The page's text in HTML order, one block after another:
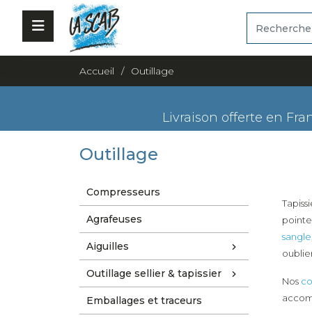
Accueil Outillage
Livraison offerte en
sangle
Nos
Outillage
Compresseurs
Agrafeuses
Aiguilles
Outillage sellier & tapissier
Emballages et traceurs